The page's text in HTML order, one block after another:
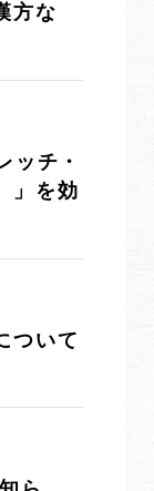
方な
ッチ・
」を効
ついて